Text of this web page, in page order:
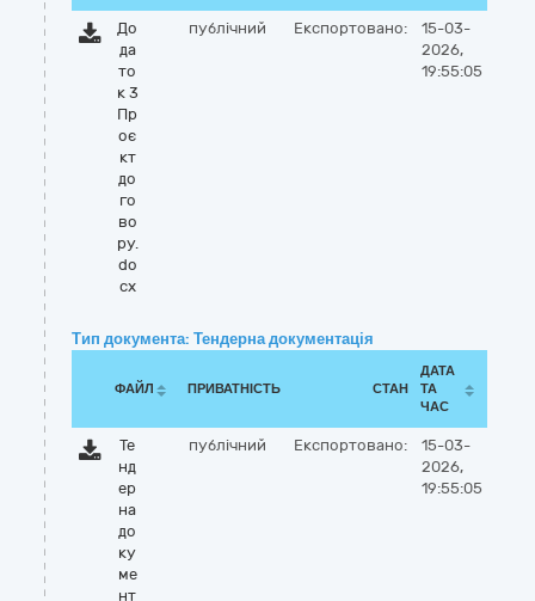
До
да
то
к 3
Пр
оє
кт
до
го
во
ру.
do
cx
публічний Експортовано:
15-03-
2026,
19:55:05
Тип документа: Тендерна документація
ФАЙЛ ПРИВАТНІСТЬ СТАН
ДАТА
ТА
ЧАС
Те
нд
ер
на
до
ку
ме
нт
публічний Експортовано:
15-03-
2026,
19:55:05